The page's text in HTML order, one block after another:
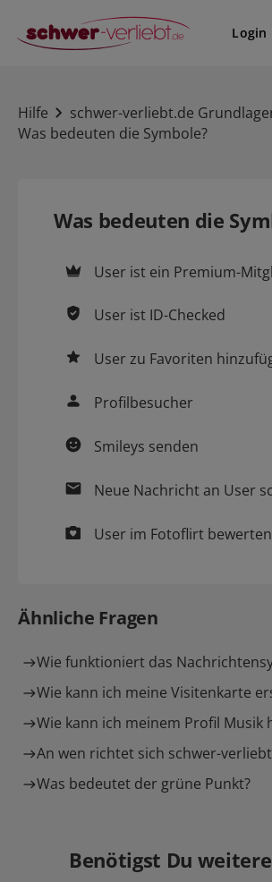
Login
Hilfe
schwer-verliebt.de
Was bedeuten die Symbole?
Was bedeuten die
User ist ein Premium-
User ist ID-Checked
User zu Favoriten
Profilbesucher
Smileys senden
Neue Nachrichtan User
User im Fotoflirt bewerten
Ähnliche Fragen
Wie funktioniert das
Wie kann ich meine Visitenkarte
Wie kann ich meinem Profil Musik
An wen richtet sich schwer-
Was bedeutet der grüne Punkt?
Benötigst Du